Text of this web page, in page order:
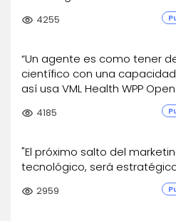
visibility 4255
“Un agente es como tener
científico con una
así usa VML Health WPP
visibility 4185
"El próximo salto del
tecnológico, será
visibility 2959